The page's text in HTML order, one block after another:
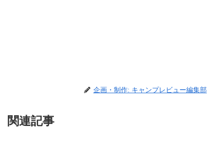
企画・制作: キャンプレビュー編集部
関連記事